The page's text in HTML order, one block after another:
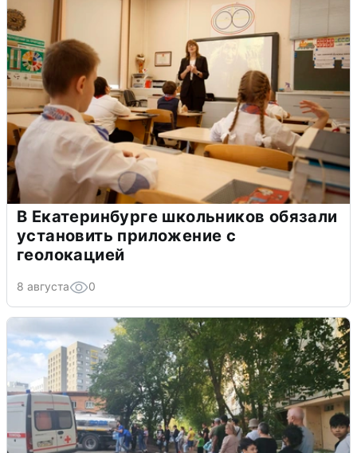
В Екатеринбурге школьников обязали
установить приложение с
геолокацией
8 августа 0